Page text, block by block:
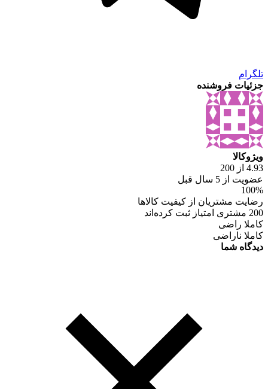
تلگرام
جزئیات فروشنده
ویژوکالا
4.93 از 200
عضویت از 5 سال قبل
100%
رضایت مشتریان از کیفیت کالاها
200 مشتری امتیاز ثبت کرده‌اند
کاملا راضی
کاملا ناراضی
دیدگاه شما